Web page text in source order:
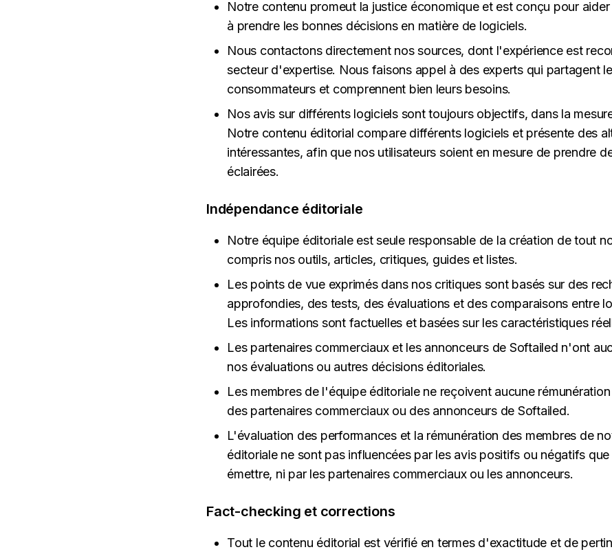
Notre contenu promeut la justice économique et est conçu pour
à prendre les bonnes décisions en matière de logiciels.
Nous contactons directement nos sources, dont l'expérience est
secteur d'expertise. Nous faisons appel à des experts qui partagent
consommateurs et comprennent bien leurs besoins.
Nos avis sur différents logiciels sont toujours objectifs, dans la
Notre contenu éditorial compare différents logiciels et présente des
intéressantes, afin que nos utilisateurs soient en mesure de prendre
éclairées.
Indépendance éditoriale
Notre équipe éditoriale est seule responsable de la création de tout
compris nos outils, articles, critiques, guides et listes.
Les points de vue exprimés dans nos critiques sont basés sur des
approfondies, des tests, des évaluations et des comparaisons entre
Les informations sont factuelles et basées sur les caractéristiques
Les partenaires commerciaux et les annonceurs de Softailed n'ont
nos évaluations ou autres décisions éditoriales.
Les membres de l'équipe éditoriale ne reçoivent aucune
des partenaires commerciaux ou des annonceurs de Softailed.
L'évaluation des performances et la rémunération des membres de
éditoriale ne sont pas influencées par les avis positifs ou négatifs
émettre, ni par les partenaires commerciaux ou les annonceurs.
Fact-checking et corrections
Tout le contenu éditorial est vérifié en termes d'exactitude et de